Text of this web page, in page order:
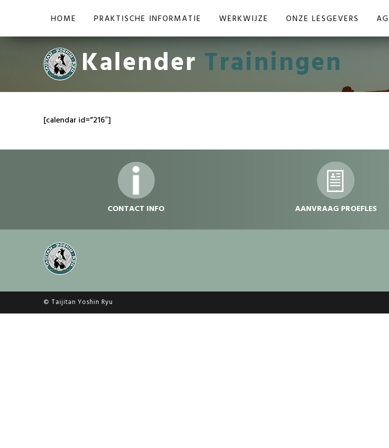
HOME PRAKTISCHE INFORMATIE WERKWIJZE ONZE LESGEVERS
Kalender Trainingen
[calendar id=”216″]
CONTACT INFO AANVRAAG PROEFLES
© Taijitan Yoshin Ryu